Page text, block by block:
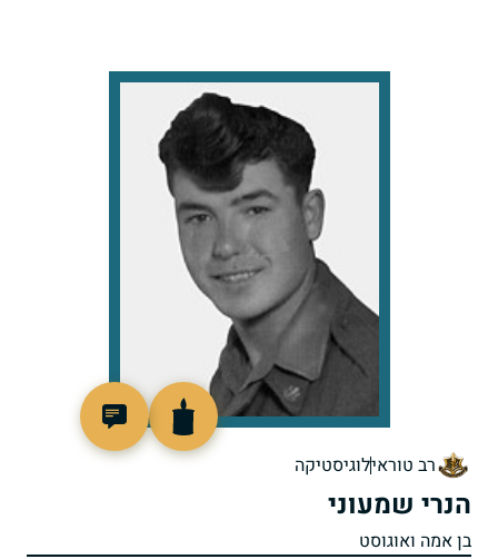
רב טוראילוגיסטיקה
הנרי שמעוני
בן אמה ואוגוסט